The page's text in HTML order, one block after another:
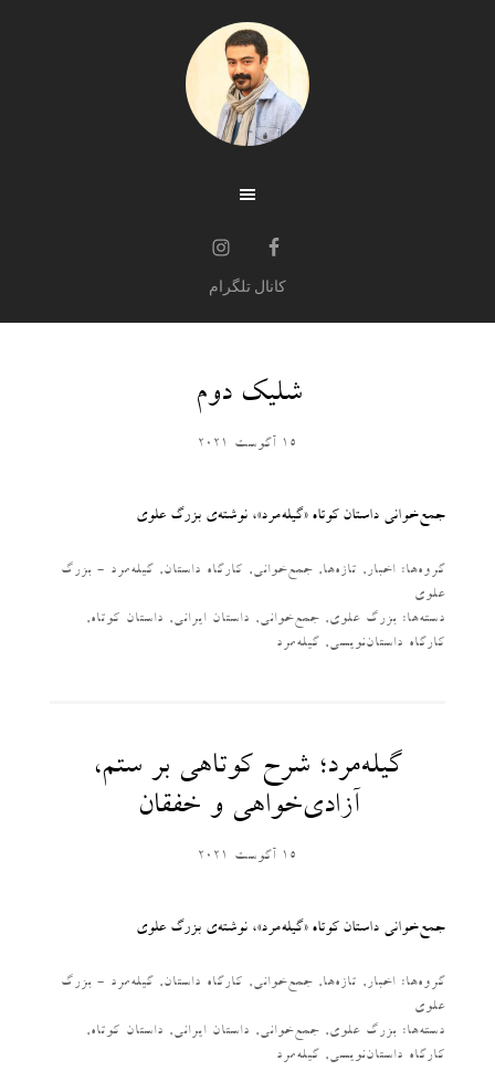
کانال تلگرام
شلیک دوم
15 آگوست 2021
جمع‌خوانی داستان کوتاه «گیله‌مرد»، نوشته‌ی بزرگ علوی
گروه‌ها: اخبار, تازه‌ها, جمع‌خوانی, کارگاه داستان, گیله‌مرد - بزرگ
علوی
دسته‌‌ها: بزرگ علوی, جمع‌خوانی, داستان ایرانی, داستان کوتاه,
کارگاه داستان‌نویسی, گیله‌مرد
گیله‌مرد؛ شرح کوتاهی بر ستم،
آزادی‌خواهی و خفقان
15 آگوست 2021
جمع‌خوانی داستان کوتاه «گیله‌مرد»، نوشته‌ی بزرگ علوی
گروه‌ها: اخبار, تازه‌ها, جمع‌خوانی, کارگاه داستان, گیله‌مرد - بزرگ
علوی
دسته‌‌ها: بزرگ علوی, جمع‌خوانی, داستان ایرانی, داستان کوتاه,
کارگاه داستان‌نویسی, گیله‌مرد